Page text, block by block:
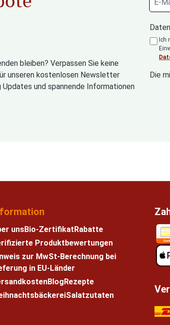
bleiben? Verpassen Sie keine
unseren kostenlosen Newsletter
und spannende Informationen
Ich
Die
unsBio-Zertifikat Rabatte
Produktbewertungen
zur MwSt-Berechnung bei
in EU-Länder
Blog Rezepte
Salatzutaten